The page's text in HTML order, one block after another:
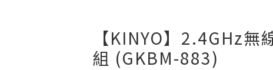
【KINYO】2.4GHz無
組 (GKBM-883)